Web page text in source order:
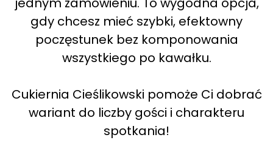
gdy chcesz mieć szybki, efektowny
poczęstunek bez komponowania
wszystkiego po kawałku.
Cukiernia Cieślikowski pomoże Ci dobrać
wariant do liczby gości i charakteru
spotkania!